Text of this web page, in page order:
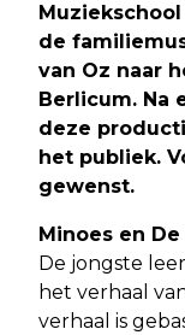
de
van Oz naar
Berlicum. Na
deze
het publiek.
gewenst.
Minoes en
De jongste
het verhaal
verhaal is